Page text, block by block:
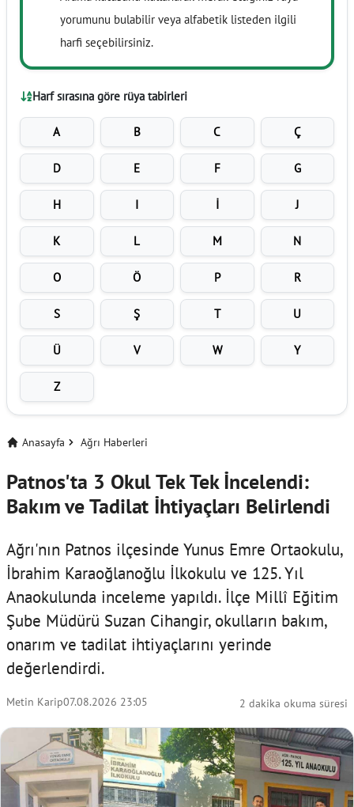
yorumunu bulabilir veya alfabetik listeden ilgili
harfi seçebilirsiniz.
Harf sırasına göre rüya tabirleri
A B C Ç
D E F G
H I İ J
K L M N
O Ö P R
S Ş T U
Ü V W Y
Z
Anasayfa Ağrı Haberleri
Patnos'ta 3 Okul Tek Tek İncelendi:
Bakım ve Tadilat İhtiyaçları Belirlendi
Ağrı'nın Patnos ilçesinde Yunus Emre Ortaokulu,
İbrahim Karaoğlanoğlu İlkokulu ve 125. Yıl
Anaokulunda inceleme yapıldı. İlçe Millî Eğitim
Şube Müdürü Suzan Cihangir, okulların bakım,
onarım ve tadilat ihtiyaçlarını yerinde
değerlendirdi.
Metin Karip07.08.2026 23:05 2 dakika okuma süresi